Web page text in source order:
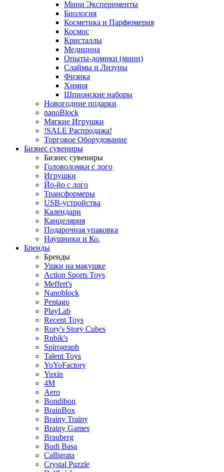
Мини Эксперименты
Биология
Косметика и Парфюмерия
Космос
Кристаллы
Медицина
Опыты-домики (мини)
Слаймы и Лизуны
Физика
Химия
Шпионские наборы
Новогодние подарки
nanoBlock
Мягкие Игрушки
!SALE Распродажа!
Торговое Оборудование
Бизнес сувениры
Бизнес сувениры
Головоломки с лого
Игрушки
Йо-йо с лого
Трансформеры
USB-устройства
Календари
Канцелярия
Подарочная упаковка
Наушники и Ко.
Бренды
Бренды
Ушки на макушке
Action Sports Toys
Meffert's
Nanoblock
Pentago
PlayLab
Recent Toys
Rory's Story Cubes
Rubik's
Spirograph
Talent Toys
YoYoFactory
Yuxin
4M
Aero
Bondibon
BrainBox
Brainy Trainy
Brainy Games
Brauberg
Budi Basa
Calligrata
Crystal Puzzle